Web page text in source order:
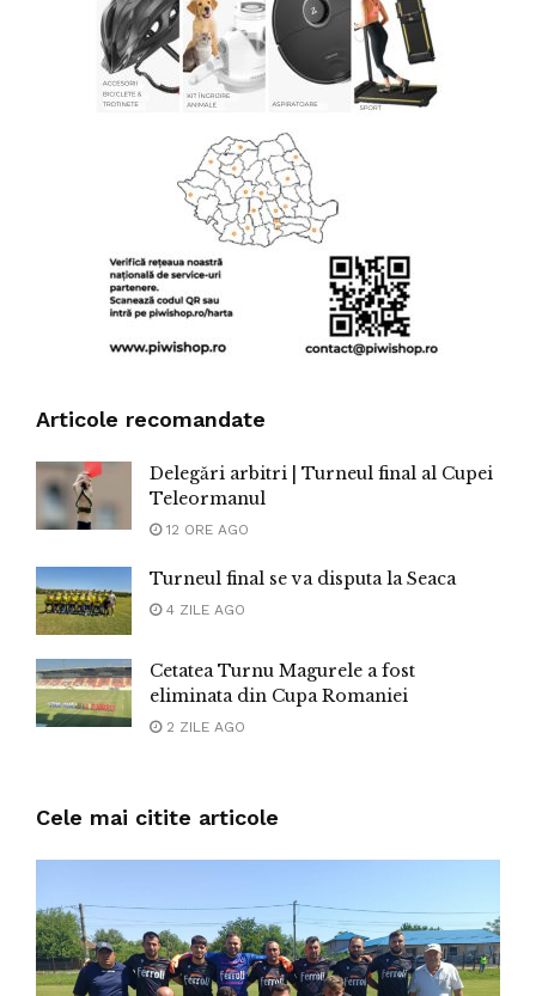
Articole recomandate
Delegări arbitri | Turneul final al Cupei
Teleormanul
12 ORE AGO
Turneul final se va disputa la Seaca
4 ZILE AGO
Cetatea Turnu Magurele a fost
eliminata din Cupa Romaniei
2 ZILE AGO
Cele mai citite articole